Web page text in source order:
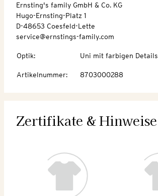
Ernsting's family GmbH & Co. KG
Hugo-Ernsting-Platz 1
D-48653 Coesfeld-Lette
service@ernstings-family.com
Optik: Uni mit farbigen Details
Artikelnummer: 8703000288
Zertifikate & Hinweise